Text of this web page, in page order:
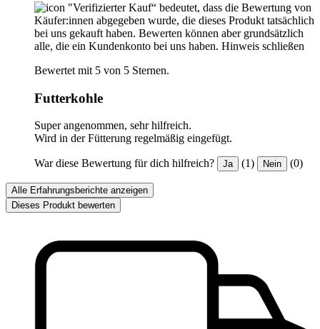
"Verifizierter Kauf“ bedeutet, dass die Bewertung von
Käufer:innen abgegeben wurde, die dieses Produkt tatsächlich
bei uns gekauft haben. Bewerten können aber grundsätzlich
alle, die ein Kundenkonto bei uns haben. Hinweis schließen
Bewertet mit 5 von 5 Sternen.
Futterkohle
Super angenommen, sehr hilfreich.
Wird in der Fütterung regelmäßig eingefügt.
War diese Bewertung für dich hilfreich? Ja (1) Nein (0)
Alle Erfahrungsberichte anzeigen
Dieses Produkt bewerten